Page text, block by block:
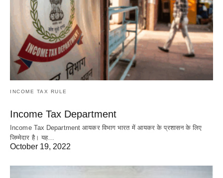
INCOME TAX RULE
Income Tax Department
Income Tax Department आयकर विभाग भारत में आयकर के प्रशासन के लिए
जिम्मेदार है। यह…
October 19, 2022